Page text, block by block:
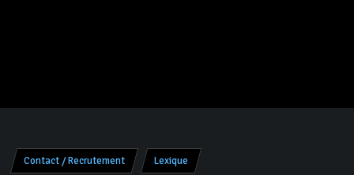
Contact / Recrutement Lexique